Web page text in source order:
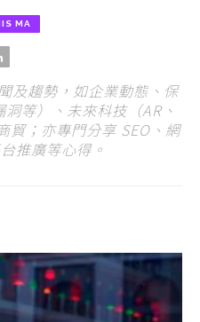
MA
及趨勢，如企業動態、保
等）、未來科技（AR、
貿；亦專門分享 SEO、網
推廣等心得。